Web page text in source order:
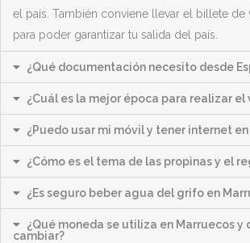
el país. También conviene llevar el billete de
para poder garantizar tu salida del país.
¿Qué documentación necesito desde
¿Cuál es la mejor época para realizar el
¿Puedo usar mi móvil y tener internet
¿Cómo es el tema de las propinas y el
¿Es seguro beber agua del grifo en
¿Qué moneda se utiliza en Marruecos y
cambiar?